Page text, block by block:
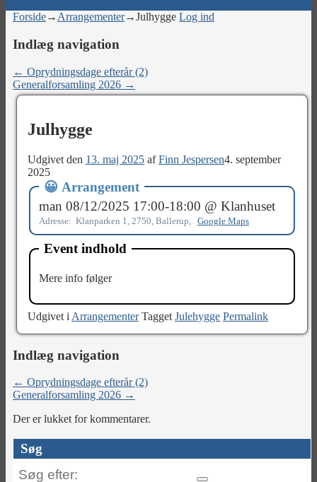
Forside→ Arrangementer→Julhygge Log ind
Indlæg navigation
← Oprydningsdage efterår (2)
Generalforsamling 2026 →
Julhygge
Udgivet den 13. maj 2025 afFinn Jespersen4. september
2025
😀 Arrangement
man 08/12/2025 17:00-18:00 @ Klanhuset
Adresse: Klanparken 1, 2750, Ballerup, Google Maps
Event indhold
Mere info følger
Udgivet i Arrangementer Tagget Julehygge Permalink
Indlæg navigation
← Oprydningsdage efterår (2)
Generalforsamling 2026 →
Der er lukket for kommentarer.
Søg
Søg